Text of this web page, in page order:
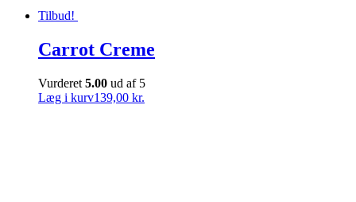
Tilbud!
Carrot Creme
Vurderet 5.00 ud af 5
Læg i kurv139,00 kr.